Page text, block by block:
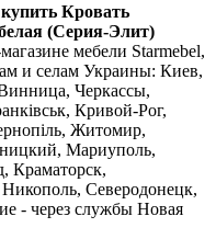
купить Кровать
(Серия-Элит)
мебели Starmebel,
и селам Украины: Киев,
Черкассы,
Кривой-Рог,
Житомир,
Мариуполь,
Краматорск,
Северодонецк,
- через службы Новая